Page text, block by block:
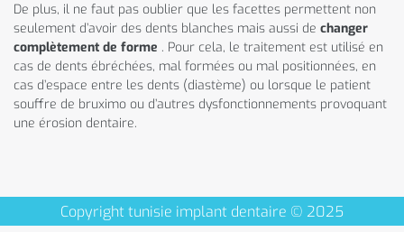
De plus, il ne faut pas oublier que les facettes permettent non
seulement d’avoir des dents blanches mais aussi de changer
complètement de forme . Pour cela, le traitement est utilisé en
cas de dents ébréchées, mal formées ou mal positionnées, en
cas d’espace entre les dents (diastème) ou lorsque le patient
souffre de bruximo ou d’autres dysfonctionnements provoquant
une érosion dentaire.
Copyright tunisie implant dentaire © 2025